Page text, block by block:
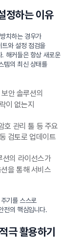
정하는 이유
치하는 경우가
와 설정 점검을
해커들은 항상 새로운
템의 최신 상태를
안 솔루션의
이 없는지
호 관리 툴 등 주요
검토로 업데이트
의 라이선스가
을 통해 서비스
기를 스스로
전의 핵심입니다.
극 활용하기